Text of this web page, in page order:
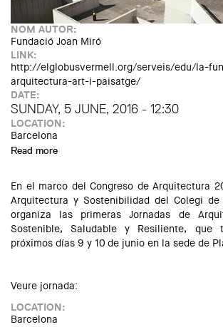
NOM AUTOR:
Fundació Joan Miró
LINK:
http://elglobusvermell.org/serveis/edu/la-
arquitectura-art-i-paisatge/
DATE:
SUNDAY, 5 JUNE, 2016 - 12:30
LOCATION:
Barcelona
Read more
En el marco del Congreso de Arquitectura
Arquitectura y Sostenibilidad del Colegi de
organiza las primeras Jornadas de
Sostenible, Saludable y Resiliente, que
próximos días 9 y 10 de junio en la sede de
Veure jornada:
LOCATION:
Barcelona